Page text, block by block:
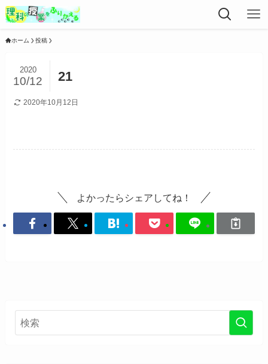
ホーム 投稿
21
2020
10/12
2020年10月12日
よかったらシェアしてね！